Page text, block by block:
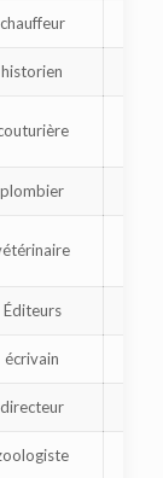
chauffeur
historien
plombier
Éditeurs
écrivain
directeur